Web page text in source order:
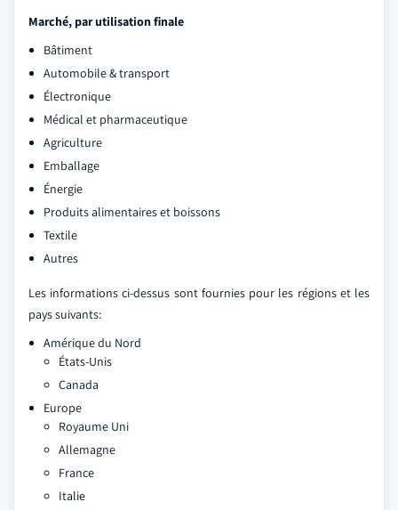
Marché, par utilisation finale
Bâtiment
Automobile & transport
Électronique
Médical et pharmaceutique
Agriculture
Emballage
Énergie
Produits alimentaires et boissons
Textile
Autres
Les informations ci-dessus sont fournies pour les régions et les
pays suivants:
Amérique du Nord
États-Unis
Canada
Europe
Royaume Uni
Allemagne
France
Italie